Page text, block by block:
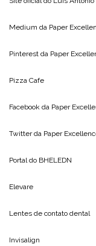
Medium da Paper
Pinterest da Paper
Pizza Cafe
Facebook da Paper
Twitter da Paper
Portal do BHELEDN
Elevare
Lentes de contato dental
Invisalign